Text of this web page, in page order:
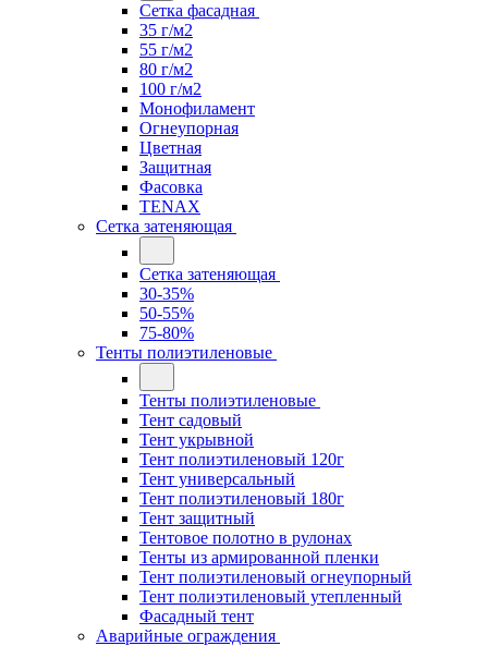
Сетка фасадная
35 г/м2
55 г/м2
80 г/м2
100 г/м2
Монофиламент
Огнеупорная
Цветная
Защитная
Фасовка
TENAX
Сетка затеняющая
Сетка затеняющая
30-35%
50-55%
75-80%
Тенты полиэтиленовые
Тенты полиэтиленовые
Тент садовый
Тент укрывной
Тент полиэтиленовый 120г
Тент универсальный
Тент полиэтиленовый 180г
Тент защитный
Тентовое полотно в рулонах
Тенты из армированной пленки
Тент полиэтиленовый огнеупорный
Тент полиэтиленовый утепленный
Фасадный тент
Аварийные ограждения